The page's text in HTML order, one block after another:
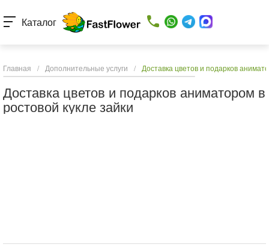
Каталог
Главная / Дополнительные услуги / Доставка цветов и подарков
Доставка цветов и подарков аниматором в
ростовой кукле зайки